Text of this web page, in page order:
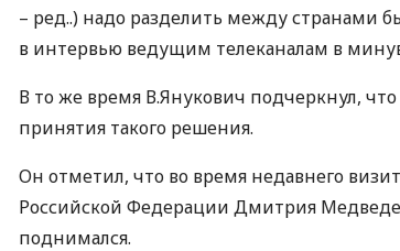
– ред..) надо разделить между странами
в интервью ведущим телеканалам в
В то же время В.Янукович подчеркнул,
принятия такого решения.
Он отметил, что во время недавнего
Российской Федерации Дмитрия
поднимался.